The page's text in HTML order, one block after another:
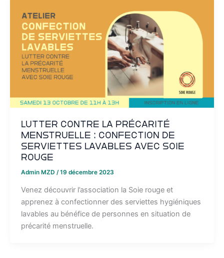
Lutter contre la précarité
menstruelle : confection de
serviettes lavables avec Soie
Rouge
Admin MZD /19 décembre 2023
Venez découvrir l’association la Soie rouge et
apprenez à confectionner des serviettes hygiéniques
lavables au bénéfice de personnes en situation de
précarité menstruelle.